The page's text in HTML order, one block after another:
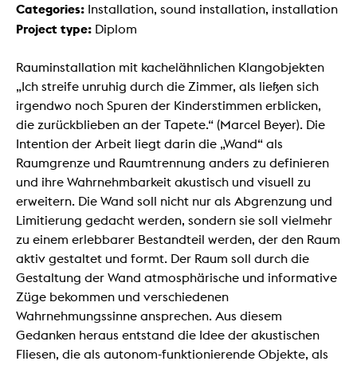
Categories: Installation, sound installation, installation
Project type: Diplom
Rauminstallation mit kachelähnlichen Klangobjekten
„Ich streife unruhig durch die Zimmer, als ließen sich
irgendwo noch Spuren der Kinderstimmen erblicken,
die zurückblieben an der Tapete.“ (Marcel Beyer). Die
Intention der Arbeit liegt darin die „Wand“ als
Raumgrenze und Raumtrennung anders zu definieren
und ihre Wahrnehmbarkeit akustisch und visuell zu
erweitern. Die Wand soll nicht nur als Abgrenzung und
Limitierung gedacht werden, sondern sie soll vielmehr
zu einem erlebbarer Bestandteil werden, der den Raum
aktiv gestaltet und formt. Der Raum soll durch die
Gestaltung der Wand atmosphärische und informative
Züge bekommen und verschiedenen
Wahrnehmungssinne ansprechen. Aus diesem
Gedanken heraus entstand die Idee der akustischen
Fliesen, die als autonom-funktionierende Objekte, als